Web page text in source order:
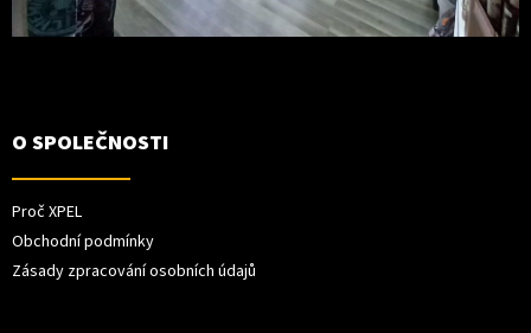
O SPOLEČNOSTI
Proč XPEL
Obchodní podmínky
Zásady zpracování osobních údajů